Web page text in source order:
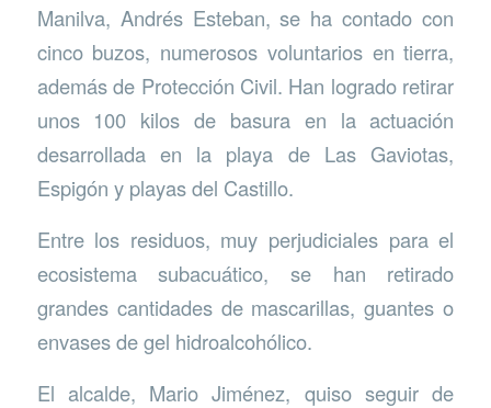
Manilva, Andrés Esteban, se ha contado con
cinco buzos, numerosos voluntarios en tierra,
además de Protección Civil. Han logrado retirar
unos 100 kilos de basura en la actuación
desarrollada en la playa de Las Gaviotas,
Espigón y playas del Castillo.
Entre los residuos, muy perjudiciales para el
ecosistema subacuático, se han retirado
grandes cantidades de mascarillas, guantes o
envases de gel hidroalcohólico.
El alcalde, Mario Jiménez, quiso seguir de